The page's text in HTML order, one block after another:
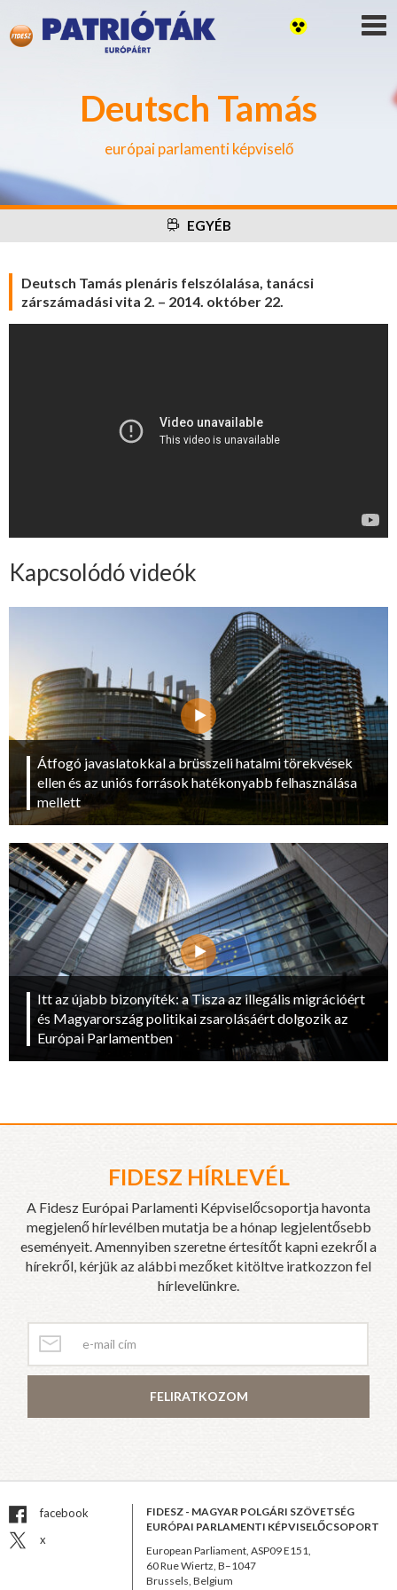
Deutsch Tamás
európai parlamenti képviselő
EGYÉB
Deutsch Tamás plenáris felszólalása, tanácsi
zárszámadási vita 2. – 2014. október 22.
Kapcsolódó videók
Átfogó javaslatokkal a brüsszeli hatalmi törekvések
ellen és az uniós források hatékonyabb felhasználása
mellett
Itt az újabb bizonyíték: a Tisza az illegális migrációért
és Magyarország politikai zsarolásáért dolgozik az
Európai Parlamentben
FIDESZ HÍRLEVÉL
A Fidesz Európai Parlamenti Képviselőcsoportja havonta
megjelenő hírlevélben mutatja be a hónap legjelentősebb
eseményeit. Amennyiben szeretne értesítőt kapni ezekről a
hírekről, kérjük az alábbi mezőket kitöltve iratkozzon fel
hírlevelünkre.
FELIRATKOZOM
facebook
x
FIDESZ - MAGYAR POLGÁRI SZÖVETSÉG
EURÓPAI PARLAMENTI KÉPVISELŐCSOPORT
European Parliament, ASP09 E151,
60 Rue Wiertz, B–1047
Brussels, Belgium